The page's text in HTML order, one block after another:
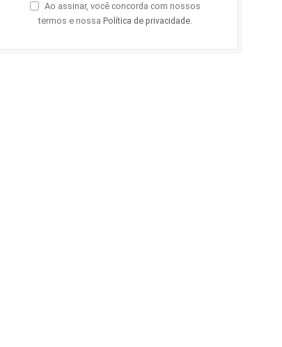
Ao assinar, você concorda com nossos
termos e nossa Política de privacidade.